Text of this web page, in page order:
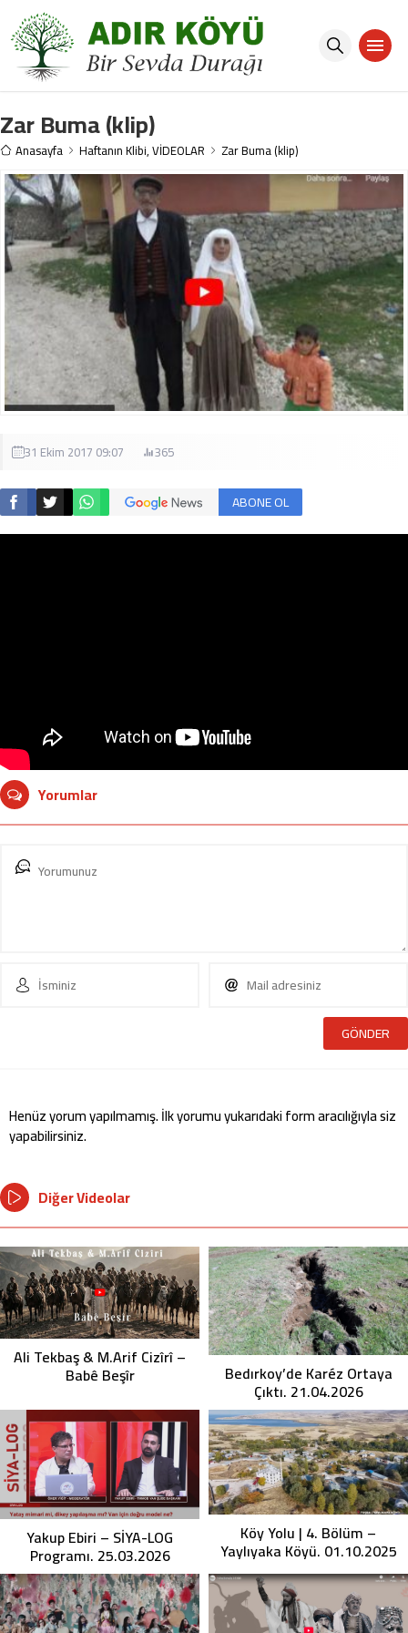
Zar Buma (klip)
Anasayfa Haftanın Klibi,VİDEOLAR Zar Buma (klip)
31 Ekim 2017 09:07 365
ABONE OL
Yorumlar
Henüz yorum yapılmamış. İlk yorumu yukarıdaki form aracılığıyla siz
yapabilirsiniz.
Diğer Videolar
Ali Tekbaş & M.Arif Cizîrî –
Babê Beşîr Bedırkoy’de Karéz Ortaya
Çıktı. 21.04.2026
Yakup Ebiri – SİYA-LOG
Programı. 25.03.2026
Köy Yolu | 4. Bölüm –
Yaylıyaka Köyü. 01.10.2025